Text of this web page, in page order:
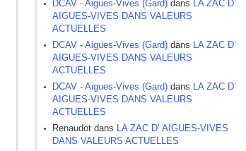
DCAV - Aigues-Vives (Gard)dans LA ZAC D’
AIGUES-VIVES DANS VALEURS
ACTUELLES
DCAV - Aigues-Vives (Gard)dans LA ZAC D’
AIGUES-VIVES DANS VALEURS
ACTUELLES
DCAV - Aigues-Vives (Gard)dans LA ZAC D’
AIGUES-VIVES DANS VALEURS
ACTUELLES
Renaudot dans LA ZAC D’ AIGUES-VIVES
DANS VALEURS ACTUELLES